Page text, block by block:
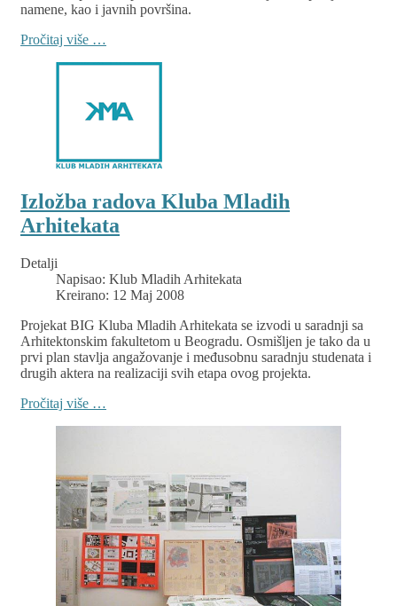
namene, kao i javnih površina.
Pročitaj više …
Izložba radova Kluba Mladih
Arhitekata
Detalji
Napisao: Klub Mladih Arhitekata
Kreirano: 12 Maj 2008
Projekat BIG Kluba Mladih Arhitekata se izvodi u saradnji sa
Arhitektonskim fakultetom u Beogradu. Osmišljen je tako da u
prvi plan stavlja angažovanje i međusobnu saradnju studenata i
drugih aktera na realizaciji svih etapa ovog projekta.
Pročitaj više …